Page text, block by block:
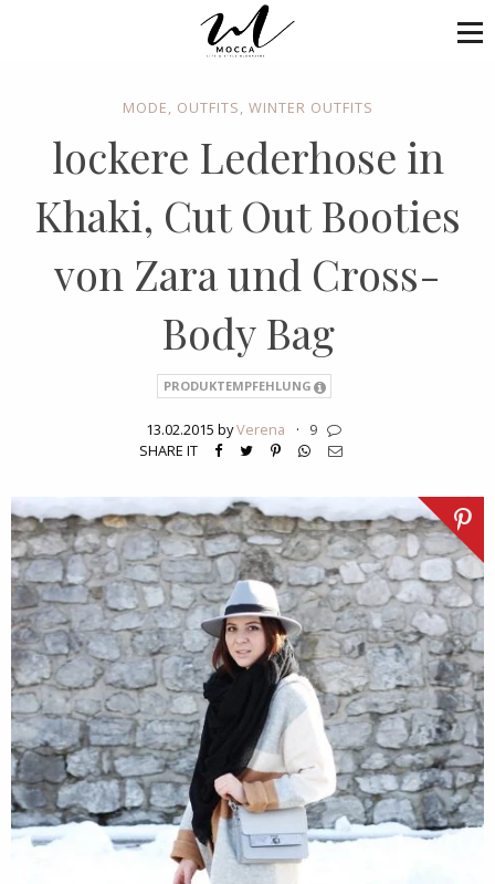
MODE, OUTFITS, WINTER OUTFITS
lockere Lederhose in
Khaki, Cut Out Booties
von Zara und Cross-
Body Bag
PRODUKTEMPFEHLUNG
13.02.2015 byVerena ·
9
SHARE IT